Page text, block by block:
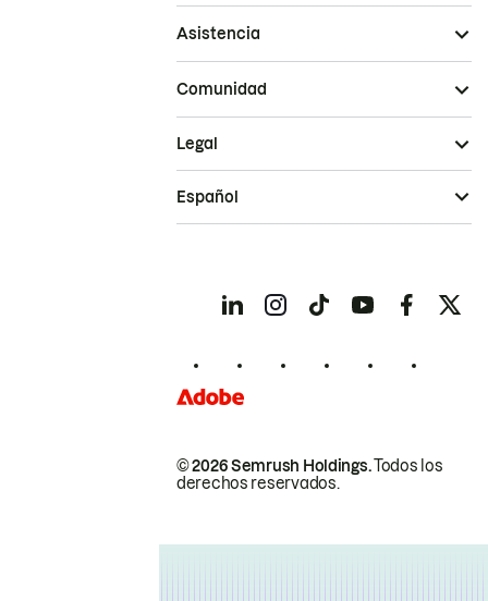
Asistencia
Comunidad
© 2026 Semrush Holdings.Todos los
derechos reservados.
Legal
Español